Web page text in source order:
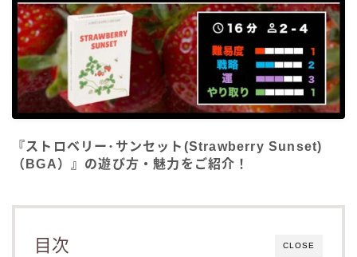
『ストロベリー･サンセット(Strawberry Sunset)
（BGA）』の遊び方・魅力をご紹介！
CLOSE
目次